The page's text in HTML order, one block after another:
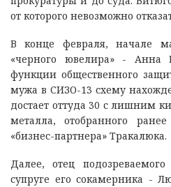
от которого невозможно
В конце февраля, начале
«черного ювелира» - Анна
функции общественного
мужа в СИЗО-13 схему
достает оттуда 30 с лишним
металла, отобранного
«бизнес-партнера» Тракалюка.
Далее, отец
супруге его сокамерника -